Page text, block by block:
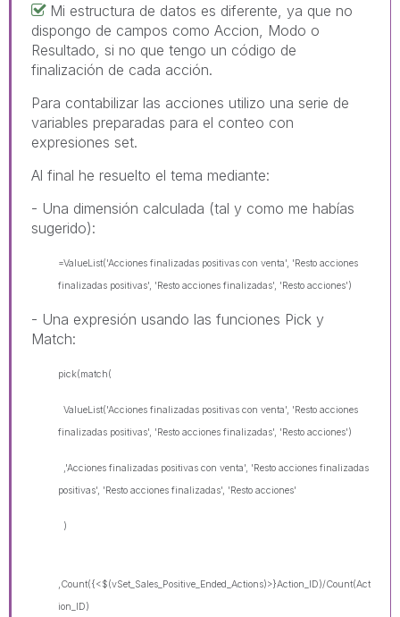
Mi estructura de datos es diferente, ya que no
dispongo de campos como Accion, Modo o
Resultado, si no que tengo un código de
finalización de cada acción.
Para contabilizar las acciones utilizo una serie de
variables preparadas para el conteo con
expresiones set.
Al final he resuelto el tema mediante:
- Una dimensión calculada (tal y como me habías
sugerido):
=ValueList('Acciones finalizadas positivas con venta', 'Resto acciones
finalizadas positivas', 'Resto acciones finalizadas', 'Resto acciones')
- Una expresión usando las funciones Pick y
Match:
pick(match(
ValueList('Acciones finalizadas positivas con venta', 'Resto acciones
finalizadas positivas', 'Resto acciones finalizadas', 'Resto acciones')
,'Acciones finalizadas positivas con venta', 'Resto acciones finalizadas
positivas', 'Resto acciones finalizadas', 'Resto acciones'
)
,Count({<$(vSet_Sales_Positive_Ended_Actions)>}Action_ID)/Count(Act
ion_ID)